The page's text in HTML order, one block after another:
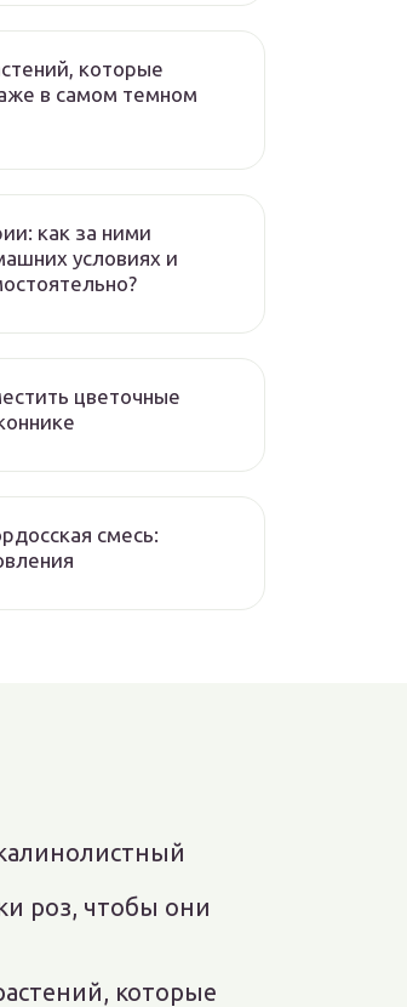
которые
в самом темном
как за ними
условиях и
цветочные
смесь:
роз, чтобы они
которые